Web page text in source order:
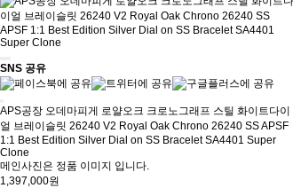
SNS 공유
APS공장 오데마피게 로얄오크 크로노그래프 스틸 화이트다이
얼 브레이슬릿 26240 V2 Royal Oak Chrono 26240 SS APSF
1:1 Best Edition Silver Dial on SS Bracelet SA4401 Super
Clone
메인사진은 정품 이미지 입니다.
1,397,000원